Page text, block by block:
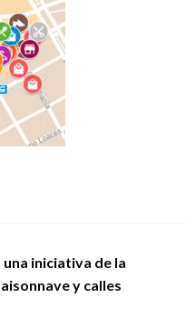
iniciativa de la
y calles